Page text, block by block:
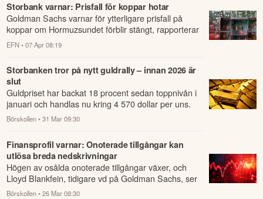
Storbank varnar: Prisfall för koppar hotar
Goldman Sachs varnar för ytterligare prisfall på
koppar om Hormuzsundet förblir stängt, rapporterar
Bloomberg.
EFN • 07 Apr 08:19
Storbanken tror på nytt guldrally – innan 2026 är
slut
Guldpriset har backat 18 procent sedan toppnivån i
januari och handlas nu kring 4 570 dollar per uns.
Börskollen • 31 Mar 09:30
Finansprofil varnar: Onoterade tillgångar kan
utlösa breda nedskrivningar
Högen av osålda onoterade tillgångar växer, och
Lloyd Blankfein, tidigare vd på Goldman Sachs, ser
ett mönster han känner igen.
Börskollen • 26 Mar 08:30